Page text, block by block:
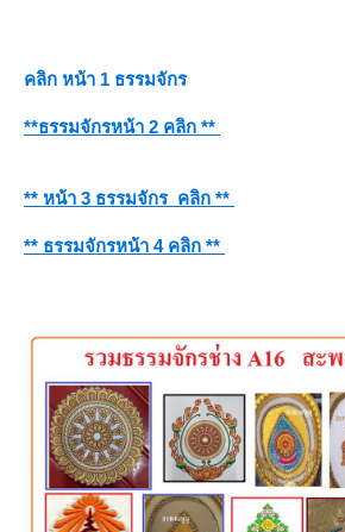
คลิก หน้า 1 ธรรมจักร
**ธรรมจักรหน้า 2 คลิก **
** หน้า 3 ธรรมจักร คลิก **
** ธรรมจักรหน้า 4 คลิก **